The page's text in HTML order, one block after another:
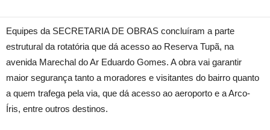
Equipes da SECRETARIA DE OBRAS concluíram a parte
estrutural da rotatória que dá acesso ao Reserva Tupã, na
avenida Marechal do Ar Eduardo Gomes. A obra vai garantir
maior segurança tanto a moradores e visitantes do bairro quanto
a quem trafega pela via, que dá acesso ao aeroporto e a Arco-
Íris, entre outros destinos.